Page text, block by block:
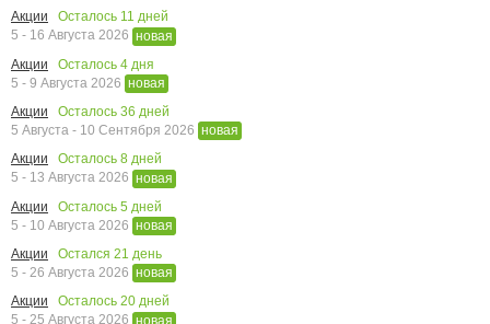
Акции
Осталось 11 дней
5 - 16 Августа 2026 новая
Акции
Осталось 4 дня
5 - 9 Августа 2026 новая
Акции
Осталось 36 дней
5 Августа - 10 Сентября 2026 новая
Акции
Осталось 8 дней
5 - 13 Августа 2026 новая
Акции
Осталось 5 дней
5 - 10 Августа 2026 новая
Акции
Остался 21 день
5 - 26 Августа 2026 новая
Акции
Осталось 20 дней
5 - 25 Августа 2026 новая